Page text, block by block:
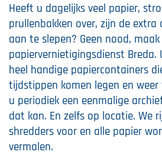
Heeft u dagelijks veel papier,
prullenbakken over, zijn de
aan te slepen? Geen nood,
papiervernietigingsdienst
heel handige papiercontainers
tijdstippen komen legen en
u periodiek een eenmalige
dat kan. En zelfs op locatie. We
shredders voor en alle papier
vermalen.